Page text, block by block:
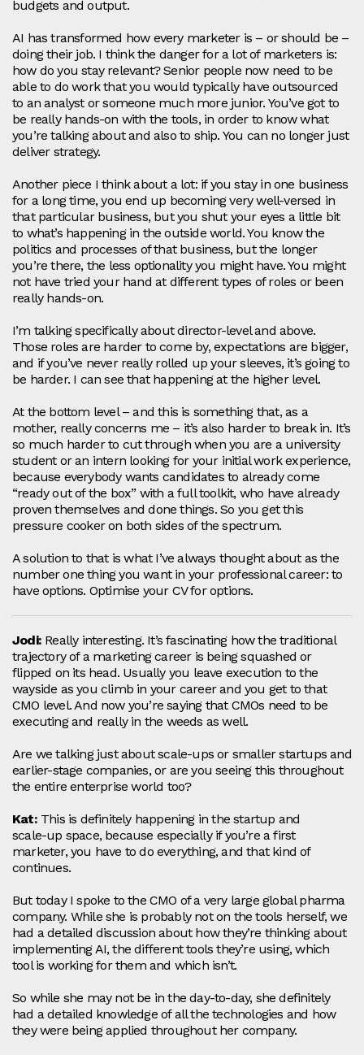
budgets and output.
AI has transformed how every marketer is – or should be –
doing their job. I think the danger for a lot of marketers is:
how do you stay relevant? Senior people now need to be
able to do work that you would typically have outsourced
to an analyst or someone much more junior. You’ve got to
be really hands‑on with the tools, in order to know what
you’re talking about and also to ship. You can no longer just
deliver strategy.
Another piece I think about a lot: if you stay in one business
for a long time, you end up becoming very well-versed in
that particular business, but you shut your eyes a little bit
to what’s happening in the outside world. You know the
politics and processes of that business, but the longer
you’re there, the less optionality you might have. You might
not have tried your hand at different types of roles or been
really hands-on.
I’m talking specifically about director-level and above.
Those roles are harder to come by, expectations are bigger,
and if you’ve never really rolled up your sleeves, it’s going to
be harder. I can see that happening at the higher level.
At the bottom level – and this is something that, as a
mother, really concerns me – it’s also harder to break in. It’s
so much harder to cut through when you are a university
student or an intern looking for your initial work experience,
because everybody wants candidates to already come
“ready out of the box” with a full toolkit, who have already
proven themselves and done things. So you get this
pressure cooker on both sides of the spectrum.
A solution to that is what I’ve always thought about as the
number one thing you want in your professional career: to
have options. Optimise your CV for options.
Jodi: Really interesting. It’s fascinating how the traditional
trajectory of a marketing career is being squashed or
flipped on its head. Usually you leave execution to the
wayside as you climb in your career and you get to that
CMO level. And now you’re saying that CMOs need to be
executing and really in the weeds as well.
Are we talking just about scale‑ups or smaller startups and
earlier-stage companies, or are you seeing this throughout
the entire enterprise world too?
Kat:This is definitely happening in the startup and
scale‑up space, because especially if you’re a first
marketer, you have to do everything, and that kind of
continues.
But today I spoke to the CMO of a very large global pharma
company. While she is probably not on the tools herself, we
had a detailed discussion about how they’re thinking about
implementing AI, the different tools they’re using, which
tool is working for them and which isn’t.
So while she may not be in the day-to-day, she definitely
had a detailed knowledge of all the technologies and how
they were being applied throughout her company.